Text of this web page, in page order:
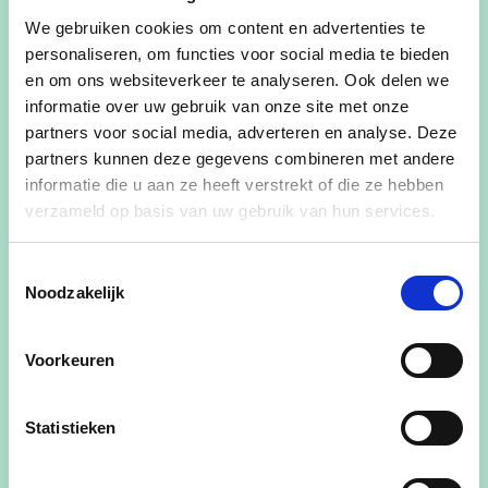
We gebruiken cookies om content en advertenties te
personaliseren, om functies voor social media te bieden
en om ons websiteverkeer te analyseren. Ook delen we
informatie over uw gebruik van onze site met onze
partners voor social media, adverteren en analyse. Deze
partners kunnen deze gegevens combineren met andere
informatie die u aan ze heeft verstrekt of die ze hebben
verzameld op basis van uw gebruik van hun services.
Noodzakelijk
Voorkeuren
Statistieken
Goedkeuring agenda en vaststelling mandaat
vertegenwoordiger.
3. OFP Prolocus - Aanduiden van een
(plaatsvervangend) vertegenwoordiger in de
algemene
vergadering.
4. Fluvius Imewo: algemene vergadering van 25
juni 2025 - Goedkeuring agenda en vaststelling
het mandaat.
Raamovereenkomst “Hardware voor de werkplek,
infrastructuurcomponenten, inherente software
en korte of snelle interventies” - Goedkeuring
6. IGS Westlede: algemene vergadering van 24